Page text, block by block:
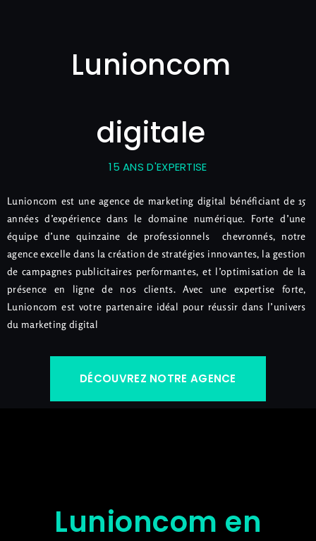
Lunioncom
digitale
15 ANS D'EXPERTISE
Lunioncom est une agence de marketing digital bénéficiant de 15
années d’expérience dans le domaine numérique. Forte d’une
équipe d’une quinzaine de professionnels chevronnés, notre
agence excelle dans la création de stratégies innovantes, la gestion
de campagnes publicitaires performantes, et l’optimisation de la
présence en ligne de nos clients. Avec une expertise forte,
Lunioncom est votre partenaire idéal pour réussir dans l’univers
du marketing digital
DÉCOUVREZ NOTRE AGENCE
Lunioncom en